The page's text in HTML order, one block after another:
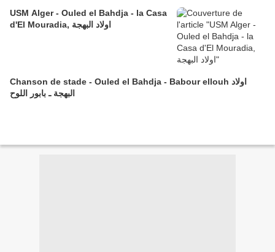
USM Alger - Ouled el Bahdja - la Casa
d'El Mouradia, اولاد البهجة
Chanson de stade - Ouled el Bahdja - Babour ellouh اولاد
البهجة ـ بابور اللوح